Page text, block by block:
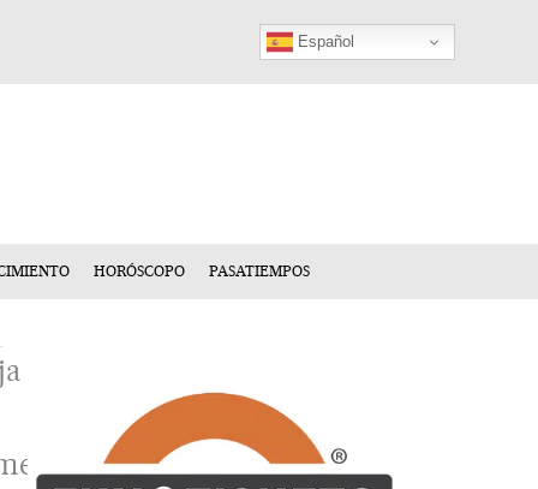
Español
HORÓSCOPO PASATIEMPOS